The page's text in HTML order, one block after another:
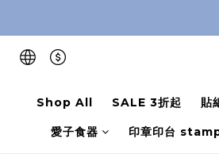
Shop All
SALE 3折起 貼
愛子食器 印章印台